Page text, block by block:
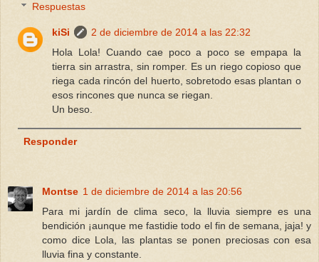
Respuestas
kiSi
2 de diciembre de 2014 a las 22:32
Hola Lola! Cuando cae poco a poco se empapa la
tierra sin arrastra, sin romper. Es un riego copioso que
riega cada rincón del huerto, sobretodo esas plantan o
esos rincones que nunca se riegan.
Un beso.
Responder
Montse 1 de diciembre de 2014 a las 20:56
Para mi jardín de clima seco, la lluvia siempre es una
bendición ¡aunque me fastidie todo el fin de semana, jaja! y
como dice Lola, las plantas se ponen preciosas con esa
lluvia fina y constante.